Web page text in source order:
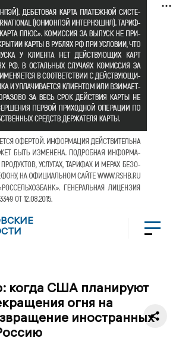
когда США планируют
огня на
иностранных